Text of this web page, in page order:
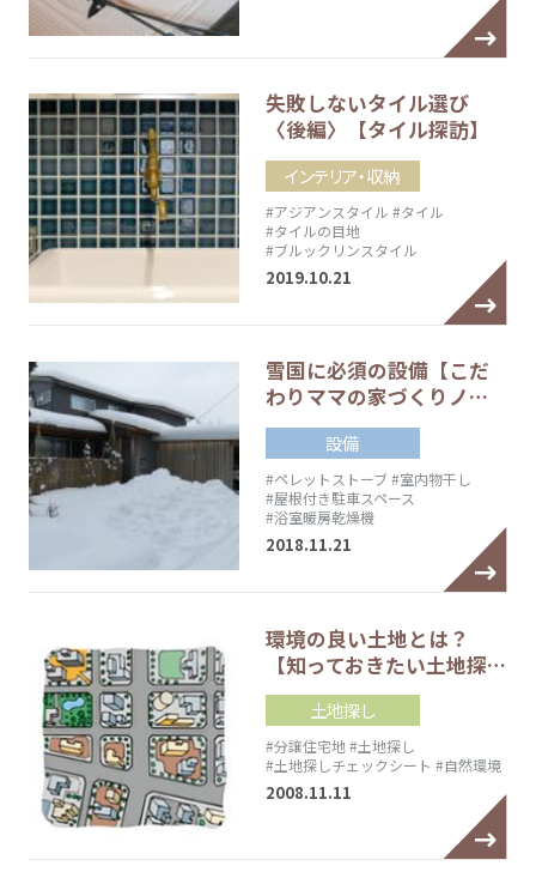
失敗しないタイル選び
〈後編〉【タイル探訪】
インテリア・収納
#アジアンスタイル #タイル
#タイルの目地
#ブルックリンスタイル
2019.10.21
雪国に必須の設備【こだ
わりママの家づくりノ…
設備
#ペレットストーブ#室内物干し
#屋根付き駐車スペース
#浴室暖房乾燥機
2018.11.21
環境の良い土地とは？
【知っておきたい土地探…
土地探し
#分譲住宅地#土地探し
#土地探しチェックシート #自然環境
2008.11.11